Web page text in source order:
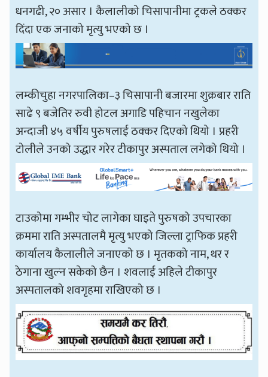
धनगढी, २० असार । कैलालीको चिसापानीमा ट्रकले ठक्कर
दिंदा एक जनाको मृत्यु भएको छ ।
लम्कीचुहा नगरपालिका–३ चिसापानी बजारमा शुक्रबार राति
साढे ९ बजेतिर रुवी होटल अगाडि पहिचान नखुलेका
अन्दाजी ४५ वर्षीय पुरुषलाई ठक्कर दिएको थियो । प्रहरी
टोलीले उनको उद्धार गरेर टीकापुर अस्पताल लगेको थियो ।
टाउकोमा गम्भीर चोट लागेका घाइते पुरुषको उपचारका
क्रममा राति अस्पतालमै मृत्यु भएको जिल्ला ट्राफिक प्रहरी
कार्यालय कैलालीले जनाएको छ । मृतकको नाम, थर र
ठेगाना खुल्न सकेको छैन । शवलाई अहिले टीकापुर
अस्पतालको शवगृहमा राखिएको छ ।